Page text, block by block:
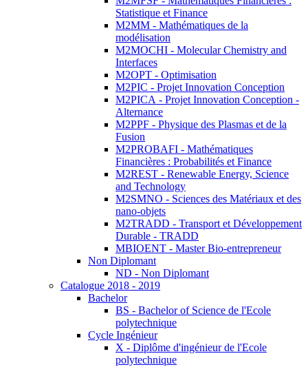
Statistique et Finance
M2MM - Mathématiques de la
modélisation
M2MOCHI - Molecular Chemistry and
Interfaces
M2OPT - Optimisation
M2PIC - Projet Innovation Conception
M2PICA - Projet Innovation Conception -
Alternance
M2PPF - Physique des Plasmas et de la
Fusion
M2PROBAFI - Mathématiques
Financières : Probabilités et Finance
M2REST - Renewable Energy, Science
and Technology
M2SMNO - Sciences des Matériaux et des
nano-objets
M2TRADD - Transport et Développement
Durable - TRADD
MBIOENT - Master Bio-entrepreneur
Non Diplomant
ND - Non Diplomant
Catalogue 2018 - 2019
Bachelor
BS - Bachelor of Science de l'Ecole
polytechnique
Cycle Ingénieur
X - Diplôme d'ingénieur de l'Ecole
polytechnique